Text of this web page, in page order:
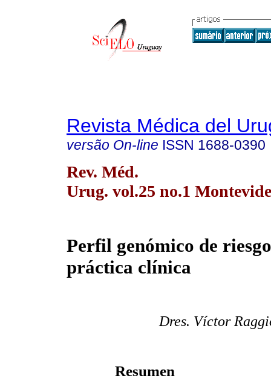
Revista Médica del
versão On-line ISSN 1688-0390
Rev. Méd.
Urug. vol.25 no.1
Perfil genómico de
práctica clínica
Dres. Víctor
Resumen